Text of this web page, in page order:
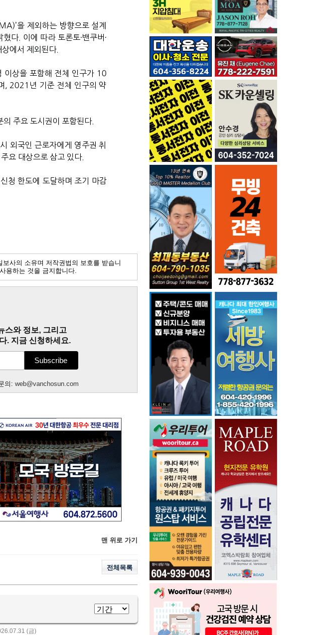
을 제외하는 방향으로 설계
다. 이에 따라 토론토·밴쿠버·
에서 제외된다.
이상을 포함해 전체 인구가 10
, 2021년 기준 전체 인구의 약
주요 도시권이 포함된다.
외국인 근로자에게 영주권 취
요 대상으로 삼고 있다.
청 한도에 도달하며 조기 마감
사의 소유며 저작권법의 보호를 받습니
용하는 것을 금지합니다.
스와 정보, 그리고
. 지금 신청하세요.
의: web@vanchosun.com
맨 위로 가기
전체목록
(금)